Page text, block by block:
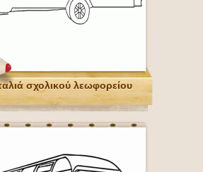
σχολικού λεωφορείου